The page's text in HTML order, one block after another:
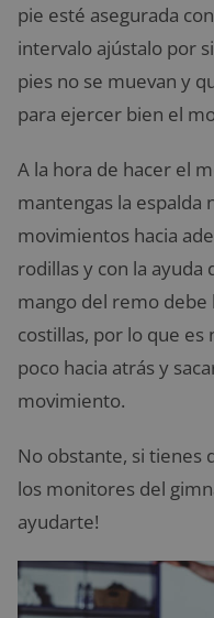
pie esté asegurada
intervalo ajústalo por
pies no se muevan y
para ejercer bien el
A la hora de hacer el
mantengas la espalda
movimientos hacia
rodillas y con la ayuda
mango del remo debe
costillas, por lo que
poco hacia atrás y
movimiento.
No obstante, si tienes
los monitores del
ayudarte!